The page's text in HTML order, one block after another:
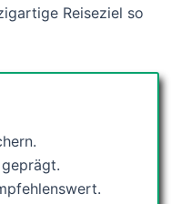
Reiseziel so